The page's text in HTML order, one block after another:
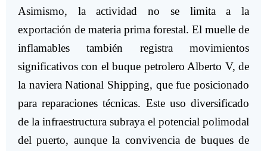
Asimismo, la actividad no se limita a la
exportación de materia prima forestal. El muelle de
inflamables también registra movimientos
significativos con el buque petrolero Alberto V, de
la naviera National Shipping, que fue posicionado
para reparaciones técnicas. Este uso diversificado
de la infraestructura subraya el potencial polimodal
del puerto, aunque la convivencia de buques de